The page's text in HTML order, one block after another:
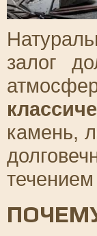
залог
камень,